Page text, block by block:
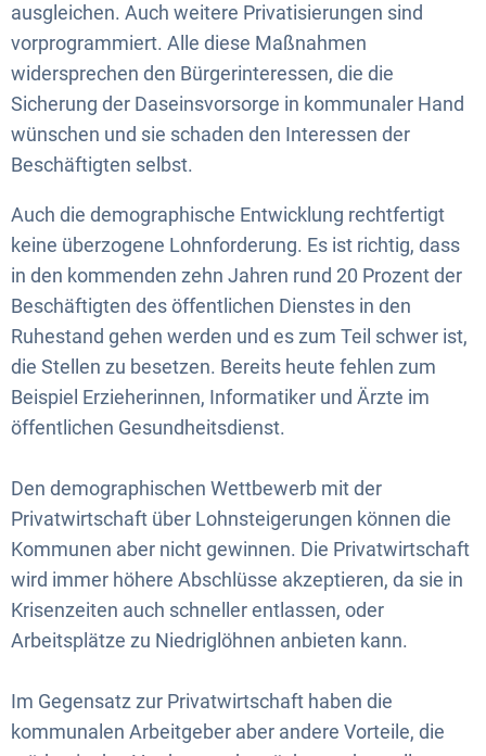
ausgleichen. Auch weitere Privatisierungen sind
vorprogrammiert. Alle diese Maßnahmen
widersprechen den Bürgerinteressen, die die
Sicherung der Daseinsvorsorge in kommunaler Hand
wünschen und sie schaden den Interessen der
Beschäftigten selbst.
Auch die demographische Entwicklung rechtfertigt
keine überzogene Lohnforderung. Es ist richtig, dass
in den kommenden zehn Jahren rund 20 Prozent der
Beschäftigten des öffentlichen Dienstes in den
Ruhestand gehen werden und es zum Teil schwer ist,
die Stellen zu besetzen. Bereits heute fehlen zum
Beispiel Erzieherinnen, Informatiker und Ärzte im
öffentlichen Gesundheitsdienst.
Den demographischen Wettbewerb mit der
Privatwirtschaft über Lohnsteigerungen können die
Kommunen aber nicht gewinnen. Die Privatwirtschaft
wird immer höhere Abschlüsse akzeptieren, da sie in
Krisenzeiten auch schneller entlassen, oder
Arbeitsplätze zu Niedriglöhnen anbieten kann.
Im Gegensatz zur Privatwirtschaft haben die
kommunalen Arbeitgeber aber andere Vorteile, die